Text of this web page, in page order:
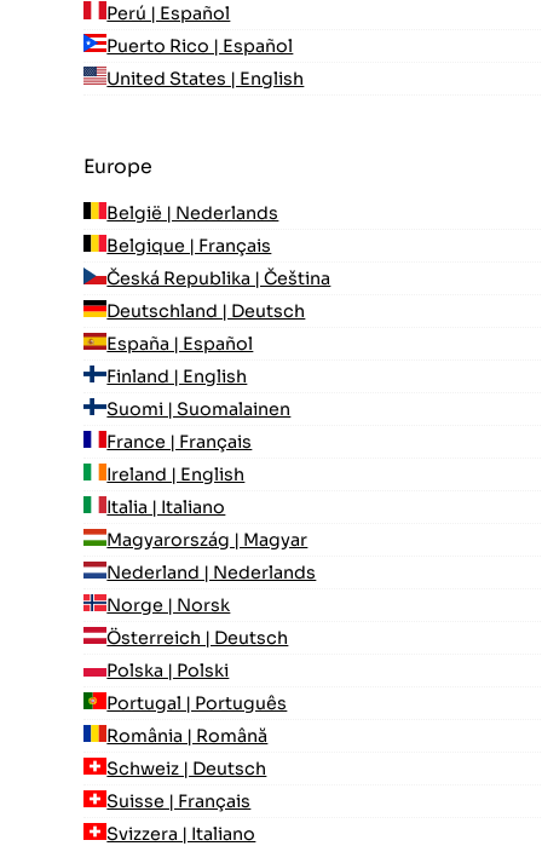
Perú | Español
Puerto Rico | Español
United States | English
Europe
België | Nederlands
Belgique | Français
Česká Republika | Čeština
Deutschland | Deutsch
España | Español
Finland | English
Suomi | Suomalainen
France | Français
Ireland | English
Italia | Italiano
Magyarország | Magyar
Nederland | Nederlands
Norge | Norsk
Österreich | Deutsch
Polska | Polski
Portugal | Português
România | Română
Schweiz | Deutsch
Suisse | Français
Svizzera | Italiano